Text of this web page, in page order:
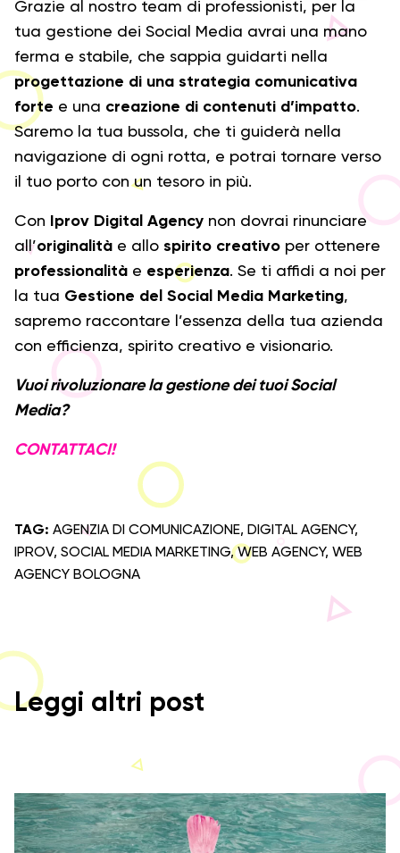
Grazie al nostro team di professionisti, per la
tua gestione dei Social Media avrai una mano
ferma e stabile, che sappia guidarti nella
progettazione di una strategia comunicativa
forte e una creazione di contenuti d’impatto.
Saremo la tua bussola, che ti guiderà nella
navigazione di ogni rotta, e potrai tornare verso
il tuo porto con un tesoro in più.
Con Iprov Digital Agency non dovrai rinunciare
all’originalità e allo spirito creativo per ottenere
professionalità e esperienza. Se ti affidi a noi per
la tua Gestione del Social Media Marketing,
sapremo raccontare l’essenza della tua azienda
con efficienza, spirito creativo e visionario.
Vuoi rivoluzionare la gestione dei tuoi Social
Media?
CONTATTACI!
TAG: AGENZIA DI COMUNICAZIONE, DIGITAL AGENCY,
IPROV, SOCIAL MEDIA MARKETING,WEB AGENCY, WEB
AGENCY BOLOGNA
Leggi altri post